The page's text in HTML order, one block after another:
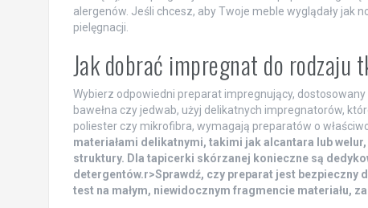
alergenów. Jeśli chcesz, aby Twoje meble wyglądały jak
pielęgnacji.
Jak dobrać impregnat do rodzaju
Wybierz odpowiedni preparat impregnujący,
bawełna czy jedwab, użyj delikatnych impregnatorów,
poliester czy mikrofibra, wymagają preparatów o
materiałami delikatnymi, takimi jak alcantara lub
struktury. Dla tapicerki skórzanej konieczne są
detergentów.r>Sprawdź, czy preparat jest bezpieczny
test na małym, niewidocznym fragmencie materiału,